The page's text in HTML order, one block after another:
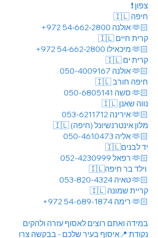
❗️ צפון
🇮🇱 חיפה
+972 54‑662‑2800 אולנה 🫶🏻
🇮🇱 קרית חיים
+972 54‑662‑2800 מיכאילו 🫶🏻
🇮🇱 קרית ים
אולנה 050-4009167
🫶🏻
🇮🇱 חיפה חורב
סשה 050-6805141
🫶🏻
🇮🇱 נווה שאנן
אירינה 053-6211712
🫶🏻
🇮🇱 מלון אינטרנשיונל (חיפה)
אליה 050-4610473
🫶🏻
🇮🇱יד לבנים
רפאל 052-4230999
🫶🏻
טאיה 053-820-4324
🫶🏻
🇮🇱 קריית שמונה
+972 54-689-1874
רימה 🫶🏻
במידה ואתם רוצים לאסוף עזרה ולהקים
נקודת 📍איסוף בעיר שלכם - בבקשה צרו